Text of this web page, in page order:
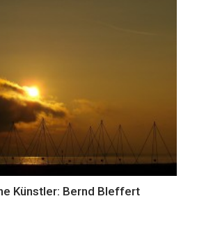
Künstler: Bernd Bleffert